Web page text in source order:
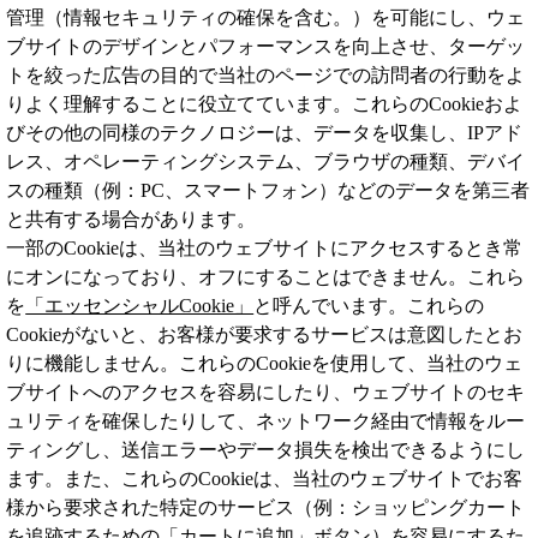
管理（情報セキュリティの確保を含む。）を可能にし、ウェ
ブサイトのデザインとパフォーマンスを向上させ、ターゲッ
トを絞った広告の目的で当社のページでの訪問者の行動をよ
りよく理解することに役立てています。これらのCookieおよ
びその他の同様のテクノロジーは、データを収集し、IPアド
レス、オペレーティングシステム、ブラウザの種類、デバイ
スの種類（例：PC、スマートフォン）などのデータを第三者
と共有する場合があります。
一部のCookieは、当社のウェブサイトにアクセスするとき常
にオンになっており、オフにすることはできません。これら
を 「エッセンシャルCookie」
と呼んでいます。これらの
Cookieがないと、お客様が要求するサービスは意図したとお
りに機能しません。これらのCookieを使用して、当社のウェ
ブサイトへのアクセスを容易にしたり、ウェブサイトのセキ
ュリティを確保したりして、ネットワーク経由で情報をルー
ティングし、送信エラーやデータ損失を検出できるようにし
ます。また、これらのCookieは、当社のウェブサイトでお客
様から要求された特定のサービス（例：ショッピングカート